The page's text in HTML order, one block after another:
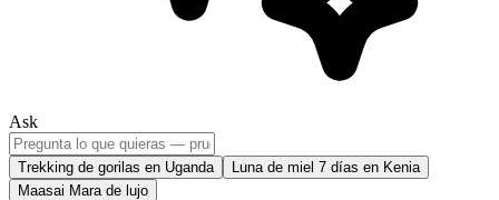
Ask
Trekking de gorilas en Uganda
Luna de miel 7 días en Kenia
Maasai Mara de lujo